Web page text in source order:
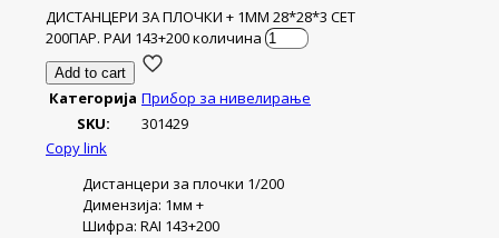
ДИСТАНЦЕРИ ЗА ПЛОЧКИ + 1ММ 28*28*3 СЕТ
200ПАР. РАИ 143+200 количина
Add to cart
Категорија Прибор за нивелирање
SKU:
301429
Copy link
Дистанцери за плочки 1/200
Димензија: 1мм +
Шифра: RAI 143+200